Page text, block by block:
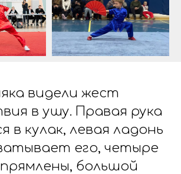
видели жест
в ушу. Правая рука
в кулак, левая ладонь
его, четыре
большой